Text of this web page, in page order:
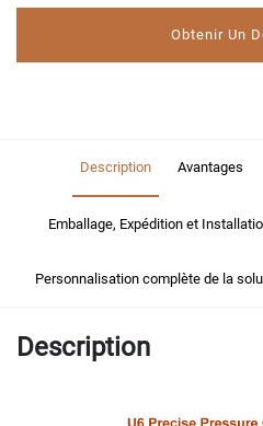
Obtenir Un
Description Avantages
Emballage, Expédition et
Personnalisation complète de la
Description